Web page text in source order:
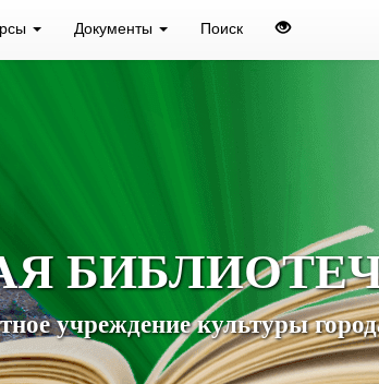
Документы Поиск
учреждение культуры